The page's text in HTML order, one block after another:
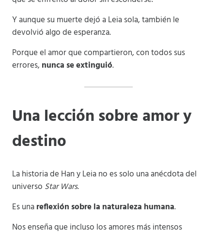
Y aunque su muerte dejó a Leia sola, también le
devolvió algo de esperanza.
Porque el amor que compartieron, con todos sus
errores, nunca se extinguió.
Una lección sobre amor y
destino
La historia de Han y Leia no es solo una anécdota del
universo Star Wars.
Es unareflexión sobre la naturaleza humana.
Nos enseña que incluso los amores más intensos